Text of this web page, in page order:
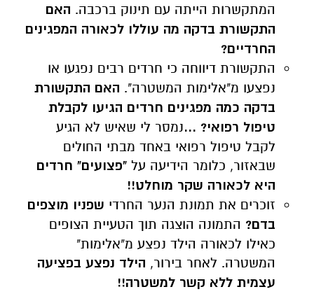
המתקשרות הייתה עם תינוק ברכבה. האם
התקשורת בדקה מה עוללו לכאורה המפגינים
החרדיים?
התקשורת דיווחה כי חרדים רבים נפגעו או
נפצעו מ"אלימות המשטרה". האם התקשורת
בדקה כמה מפגינים חרדים הגיעו לקבלת
טיפול רפואי? ...נמסר לי שאיש לא הגיע
לקבל טיפול רפואי באחד מבתי החולים
שבאזור, כלומר הידיעה על "פצועים" חרדים
היא לכאורה שקר מוחלט!!
זוכרים את תמונת הנער החרדי שפניו מוצפים
בדם? התמונה הוצגה תוך הטעיית הצופים
כאילו לכאורה הילד נפצע מ"אלימות"
המשטרה. לאחר בירור, הילד נפצע בפציעה
עצמית ללא קשר למשטרה!!